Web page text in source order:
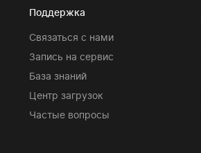
Поддержка
Связаться с нами
Запись на сервис
База знаний
Центр загрузок
Частые вопросы